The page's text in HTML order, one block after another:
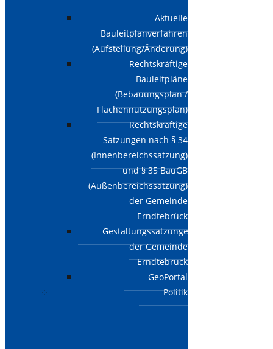
Aktuelle
Bauleitplanverfahren
(Aufstellung/Änderung)
Rechtskräftige
Bauleitpläne
(Bebauungsplan /
Flächennutzungsplan)
Rechtskräftige
Satzungen nach § 34
(Innenbereichssatzung)
und § 35 BauGB
(Außenbereichssatzung)
der Gemeinde
Erndtebrück
Gestaltungssatzungen
der Gemeinde
Erndtebrück
GeoPortal
Politik